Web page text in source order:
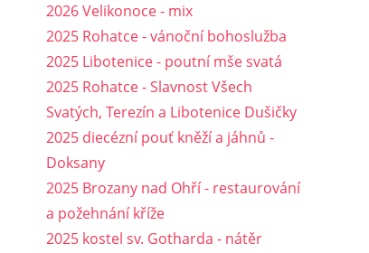
2026 Velikonoce - mix
2025 Rohatce - vánoční bohoslužba
2025 Libotenice - poutní mše svatá
2025 Rohatce - Slavnost Všech
Svatých, Terezín a Libotenice Dušičky
2025 diecézní pouť kněží a jáhnů -
Doksany
2025 Brozany nad Ohří - restaurování
a požehnání kříže
2025 kostel sv. Gotharda - nátěr